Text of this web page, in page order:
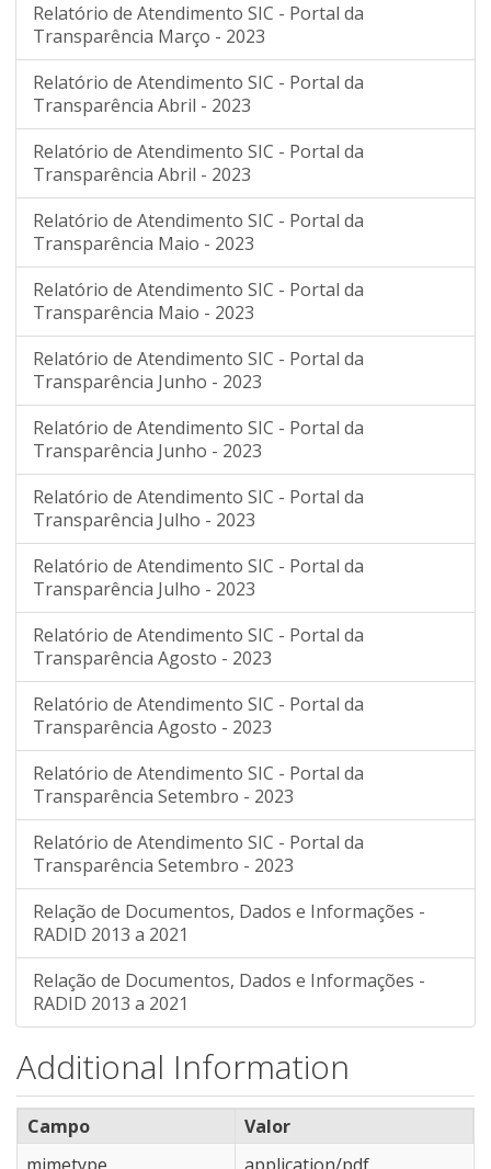
Relatório de Atendimento SIC - Portal da
Transparência Março - 2023
Relatório de Atendimento SIC - Portal da
Transparência Abril - 2023
Relatório de Atendimento SIC - Portal da
Transparência Abril - 2023
Relatório de Atendimento SIC - Portal da
Transparência Maio - 2023
Relatório de Atendimento SIC - Portal da
Transparência Maio - 2023
Relatório de Atendimento SIC - Portal da
Transparência Junho - 2023
Relatório de Atendimento SIC - Portal da
Transparência Junho - 2023
Relatório de Atendimento SIC - Portal da
Transparência Julho - 2023
Relatório de Atendimento SIC - Portal da
Transparência Julho - 2023
Relatório de Atendimento SIC - Portal da
Transparência Agosto - 2023
Relatório de Atendimento SIC - Portal da
Transparência Agosto - 2023
Relatório de Atendimento SIC - Portal da
Transparência Setembro - 2023
Relatório de Atendimento SIC - Portal da
Transparência Setembro - 2023
Relação de Documentos, Dados e Informações -
RADID 2013 a 2021
Relação de Documentos, Dados e Informações -
RADID 2013 a 2021
Additional Information
Campo
Valor